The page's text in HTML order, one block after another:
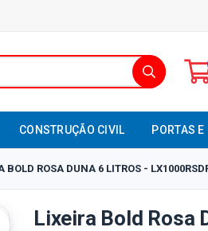
CONSTRUÇÃO CIVIL PORTAS
BOLD ROSA DUNA 6 LITROS -
Lixeira Bold Rosa